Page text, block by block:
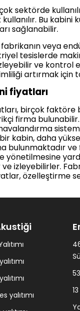
sektörde
Bu
sağlanabilir.
veya
tesislerde
ve
artırmak için
fiyatları
birçok faktöre
firma
kabin, daha
bulunmaktadır
yönetilmesine
izleyebilirler.
özelleştirme
yalıtımı